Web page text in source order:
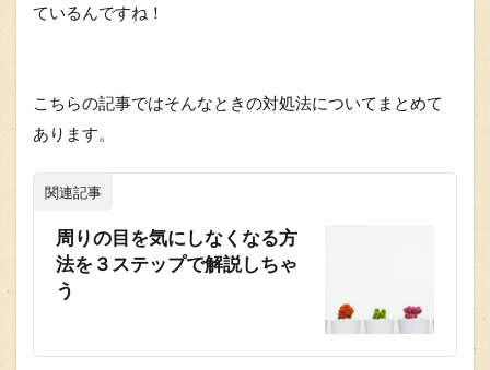
ているんですね！
こちらの記事ではそんなときの対処法についてまとめて
あります。
関連記事
周りの目を気にしなくなる方
法を３ステップで解説しちゃ
う